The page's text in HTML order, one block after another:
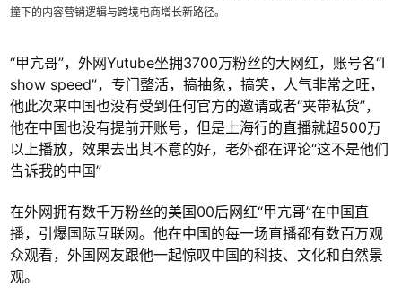
撞下的内容营销逻辑与跨境电商增长新路径。
“甲亢哥”，外网Yutube坐拥3700万粉丝的大网红，账号名“I
show speed”，专门整活，搞抽象，搞笑，人气非常之旺，
他此次来中国也没有受到任何官方的邀请或者“夹带私货”，
他在中国也没有提前开账号，但是上海行的直播就超500万
以上播放，效果去出其不意的好，老外都在评论“这不是他们
告诉我的中国”
在外网拥有数千万粉丝的美国00后网红“甲亢哥”在中国直
播，引爆国际互联网。他在中国的每一场直播都有数百万观
众观看，外国网友跟他一起惊叹中国的科技、文化和自然景
观。